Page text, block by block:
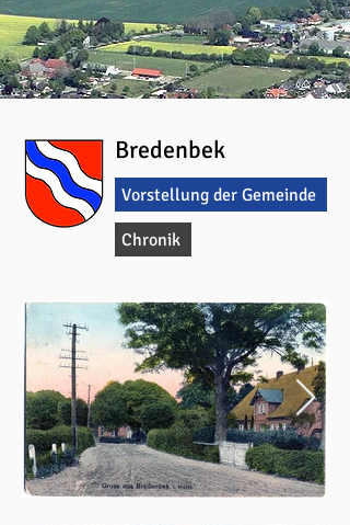
Bredenbek
Vorstellung der Gemeinde
Chronik